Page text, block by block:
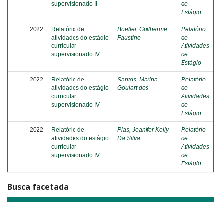
supervisionado II
de
Estágio
2022
Relatório de
atividades do estágio
curricular
supervisionado IV
Boelter, Guilherme
Faustino
Relatório
de
Atividades
de
Estágio
2022
Relatório de
atividades do estágio
curricular
supervisionado IV
Santos, Marina
Goulart dos
Relatório
de
Atividades
de
Estágio
2022
Relatório de
atividades do estágio
curricular
supervisionado IV
Pias, Jeanifer Kelly
Da Silva
Relatório
de
Atividades
de
Estágio
Busca facetada